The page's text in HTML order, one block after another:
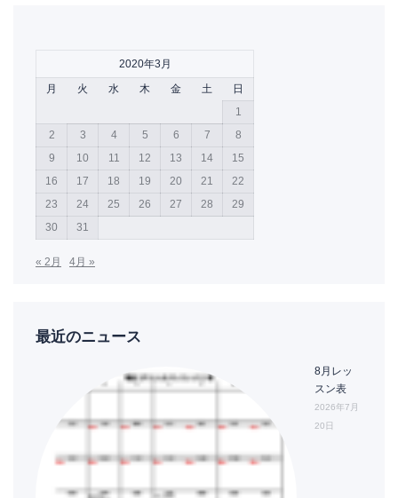
2020年3月
月
火 水 木 金 土
日
1
2
3 4 5 6 7
8
9
10 11 12 13 14
15
16
17 18 19 20 21
22
23
24 25 26 27 28
29
30
31
« 2月 4月 »
最近のニュース
8月レッ
スン表
2026年7月
20日